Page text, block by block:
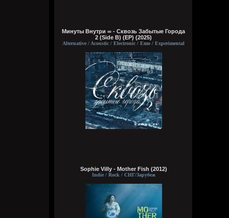
Кукуня
15:57:00
Он мне за сотку свою жопу скинуть
предлагал, та ещё шлюха
Кукуня
15:55:34
Бля тебе пидору и Импорт скажет и
Кроманка, что ты клянчил на пиво, те кто
в чате тут сидел давно скажут, что ты с
протянутой рукой постоянно скулишь.
чтоя прав.
Brenton Trollant
если на видео подрочишь и кончишь на
Минуты Внутри ∞ - Сквозь Забытые Города
2 (Side B) (EP) (2025)
Alternative / Acoustic / Electronic / Emo / Experimental
Sophie Villy - Mother Fish (2012)
Indie / Rock / СНГ/Зарубеж